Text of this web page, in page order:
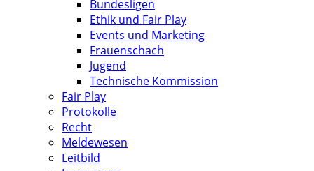
Bundesligen
Ethik und Fair Play
Events und Marketing
Frauenschach
Jugend
Technische Kommission
Fair Play
Protokolle
Recht
Meldewesen
Leitbild